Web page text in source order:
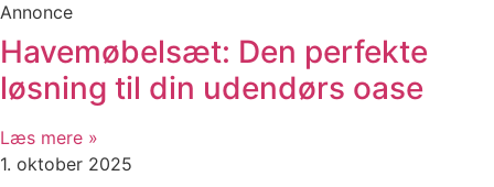
Annonce
Havemøbelsæt: Den perfekte
løsning til din udendørs oase
Læs mere »
1. oktober 2025